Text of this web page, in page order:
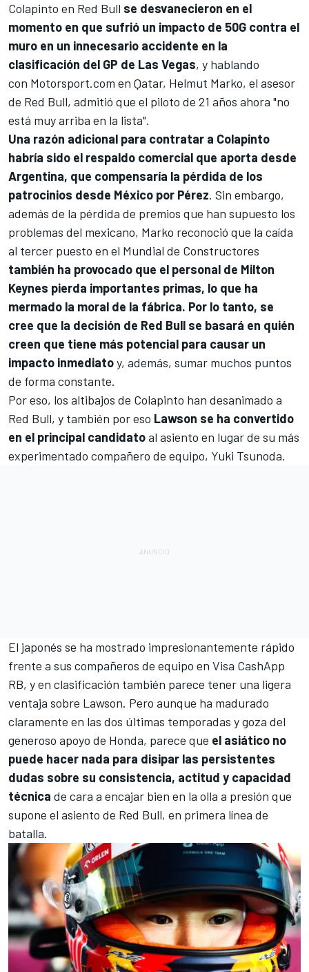
Colapinto en Red Bull se desvanecieron en el
momento en que sufrió un impacto de 50G contra el
muro en un innecesario accidente en la
clasificación del GP de Las Vegas, y hablando
con Motorsport.com en Qatar, Helmut Marko, el asesor
de Red Bull, admitió que el piloto de 21 años ahora "no
está muy arriba en la lista".
Una razón adicional para contratar a Colapinto
habría sido el respaldo comercial que aporta desde
Argentina, que compensaría la pérdida de los
patrocinios desde México por Pérez. Sin embargo,
además de la pérdida de premios que han supuesto los
problemas del mexicano, Marko reconoció que la caída
al tercer puesto en el Mundial de Constructores
también ha provocado que el personal de Milton
Keynes pierda importantes primas, lo que ha
mermado la moral de la fábrica. Por lo tanto, se
cree que la decisión de Red Bull se basará en quién
creen que tiene más potencial para causar un
impacto inmediatoy, además, sumar muchos puntos
de forma constante.
Por eso, los altibajos de Colapinto han desanimado a
Red Bull, y también por eso Lawson se ha convertido
en el principal candidatoal asiento en lugar de su más
experimentado compañero de equipo, Yuki Tsunoda.
El japonés se ha mostrado impresionantemente rápido
frente a sus compañeros de equipo en Visa CashApp
RB, y en clasificación también parece tener una ligera
ventaja sobre Lawson. Pero aunque ha madurado
claramente en las dos últimas temporadas y goza del
generoso apoyo de Honda, parece que el asiático no
puede hacer nada para disipar las persistentes
dudas sobre su consistencia, actitud y capacidad
técnica de cara a encajar bien en la olla a presión que
supone el asiento de Red Bull, en primera línea de
batalla.